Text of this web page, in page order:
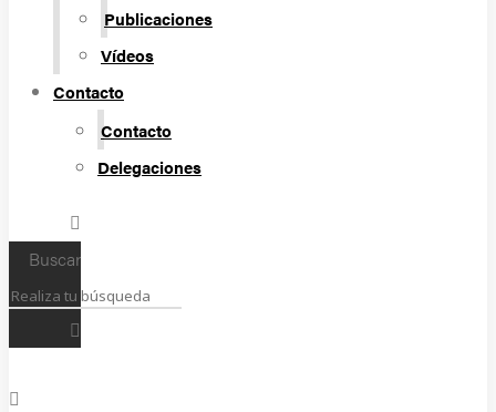
Publicaciones
Vídeos
Contacto
Contacto
Delegaciones
Buscar